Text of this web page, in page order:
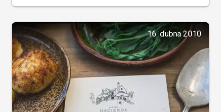
tomu má vlohy. Pokud nikoho mezi našimi
tento úkol raději zadáme nějakému odbornému
konzultantovi.
16. dubna 2010